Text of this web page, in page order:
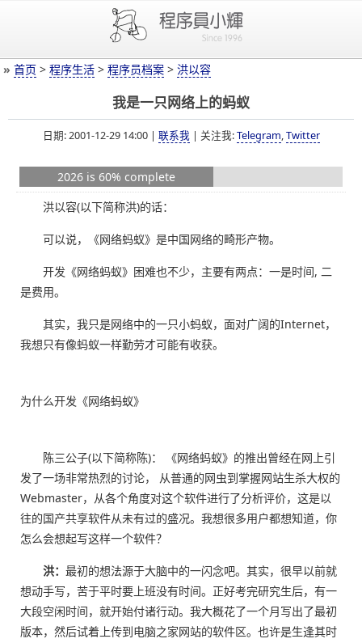
» 首页 > 程序生活 > 程序员档案 > 洪以容
我是一只网络上的蚂蚁
日期: 2001-12-29 14:00 | 联系我| 关注我:Telegram,Twitter
2026 is 60% complete
洪以容(以下简称洪)的话：
可以说，《网络蚂蚁》是中国网络的畸形产物。
开发《网络蚂蚁》困难也不少，主要有两点：一是时间, 二
是费用。
其实，我只是网络中的一只小蚂蚁，面对广阔的Internet，
我想只有像蚂蚁一样勤劳才可能有收获。
为什么开发《网络蚂蚁》
陈三公子(以下简称陈)： 《网络蚂蚁》的推出曾经在网上引
发了一场非常热烈的讨论， 从普通的网虫到掌握网站生杀大权的
Webmaster，从各个角度对这个软件进行了分析评价，这是以
往的国产共享软件从未有过的盛况。我想很多用户都想知道，你
怎么会想起写这样一个软件？
洪： 最初的想法源于大脑中的一闪念吧。其实，很早以前就
想动手写，苦于平时要上班没有时间。正好考完研究生后，有一
大段空闲时间，就开始付诸行动。我大概花了一个月写出了最初
版本，然后试着上传到电脑之家网站的软件区。也许是生逢其时